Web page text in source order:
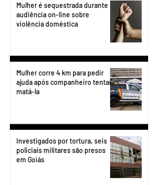
Mulher é sequestrada durante
audiência on-line sobre
violência doméstica
Mulher corre 4 km para pedir
ajuda após companheiro tentar
matá-la
Investigados por tortura, seis
policiais militares são presos
em Goiás